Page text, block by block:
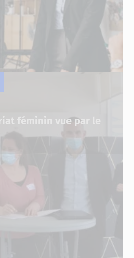
féminin vue par le